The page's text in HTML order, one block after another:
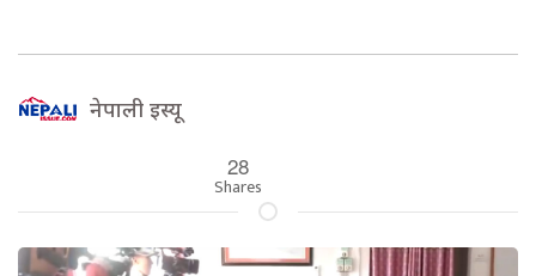
नेपाली इस्यू
28
Shares